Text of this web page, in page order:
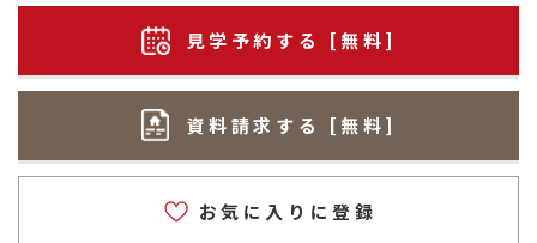
見学予約する [無料]
資料請求する [無料]
お気に入りに登録